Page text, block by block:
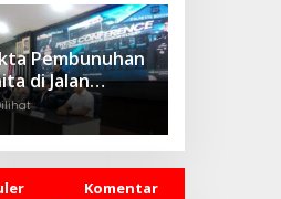
Through
Pembunuhan
di Jalan
Iskandar
Korban
Dasi hingga
Dibuang
Komentar